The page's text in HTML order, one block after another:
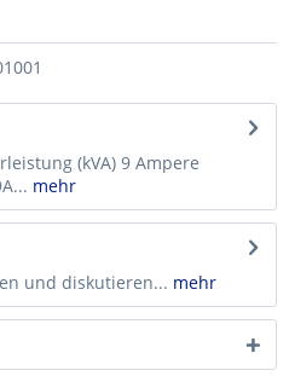
(kVA) 9 Ampere
mehr
und diskutieren... mehr